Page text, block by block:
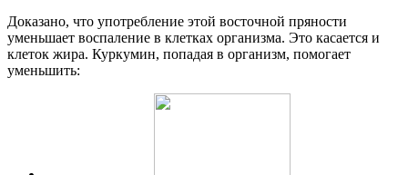
Доказано, что употребление этой восточной пряности
уменьшает воспаление в клетках организма. Это касается и
клеток жира. Куркумин, попадая в организм, помогает
уменьшить: